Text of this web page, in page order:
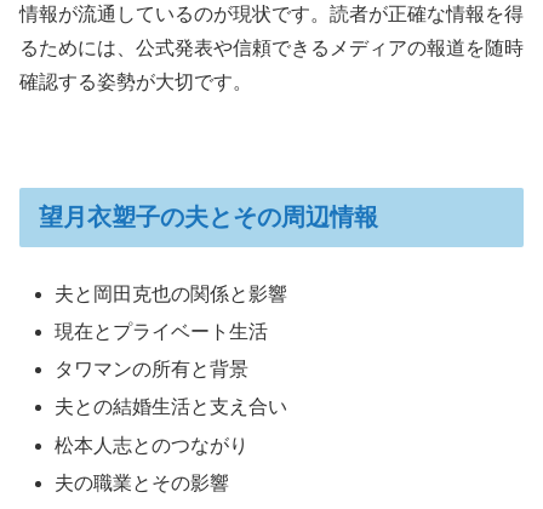
情報が流通しているのが現状です。読者が正確な情報を得
るためには、公式発表や信頼できるメディアの報道を随時
確認する姿勢が大切です。
望月衣塑子の夫とその周辺情報
夫と岡田克也の関係と影響
現在とプライベート生活
タワマンの所有と背景
夫との結婚生活と支え合い
松本人志とのつながり
夫の職業とその影響